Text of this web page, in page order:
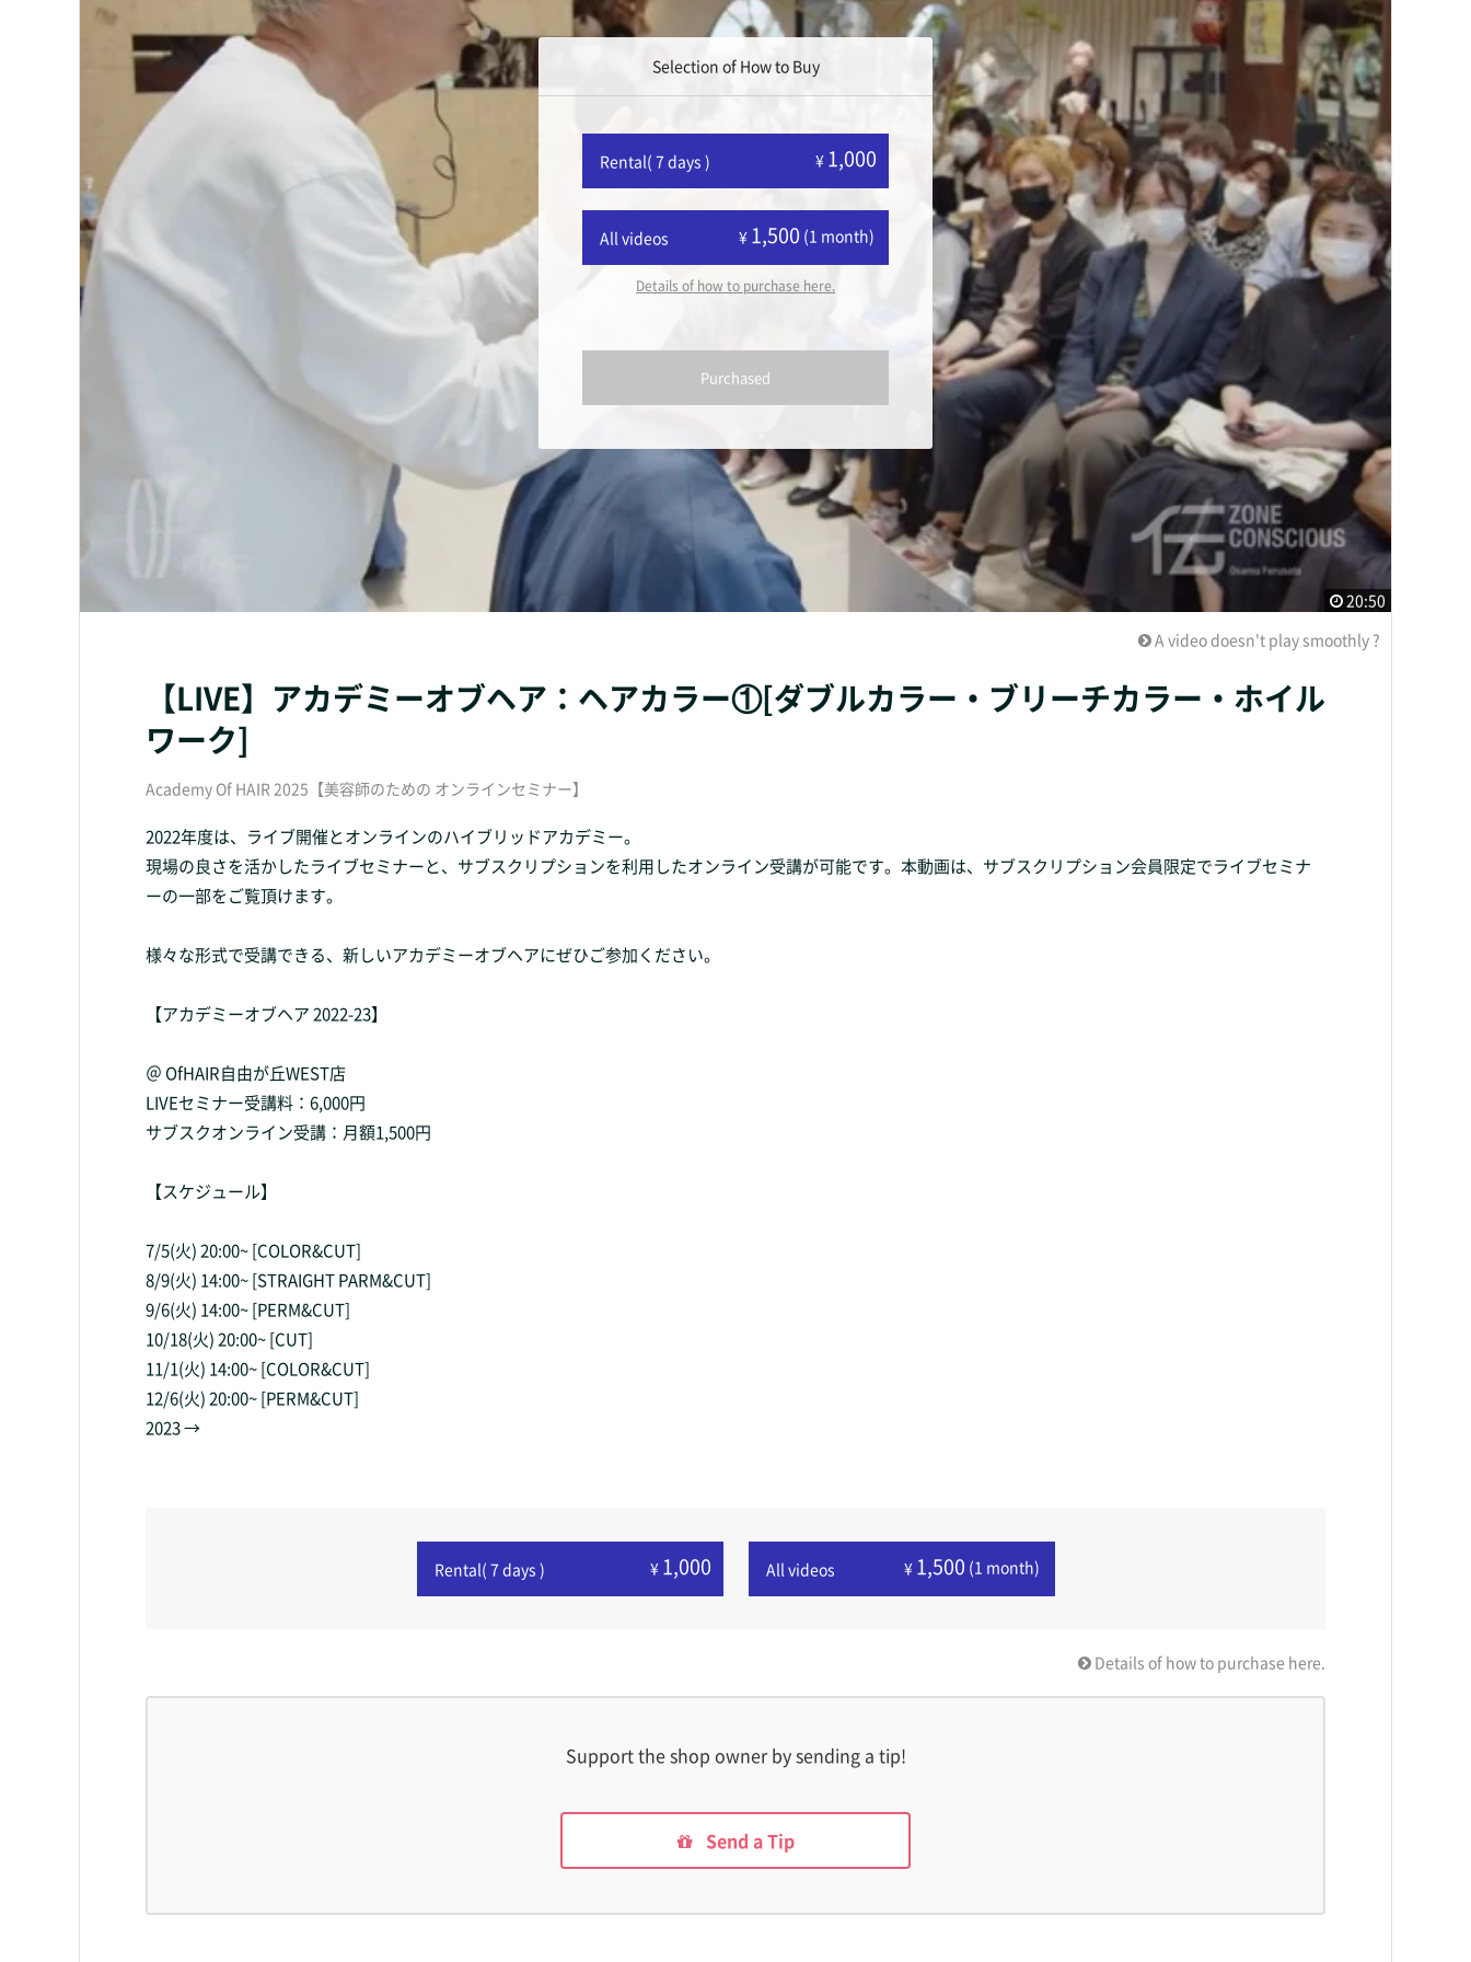
Selection of How to Buy
Rental( 7 days ) ¥ 1,000
All videos ¥ 1,500 (1 month)
Details of how to purchase here.
Purchased
20:50
A video doesn't play smoothly ?
【LIVE】アカデミーオブヘア：ヘアカラー①[ダブルカラー・ブリーチカラー・ホイル
ワーク]
Academy Of HAIR 2025【美容師のための オンラインセミナー】
2022年度は、ライブ開催とオンラインのハイブリッドアカデミー。
現場の良さを活かしたライブセミナーと、サブスクリプションを利用したオンライン受講が可能です。本動画は、サブスクリプション会員限定でライブセミナ
ーの一部をご覧頂けます。
様々な形式で受講できる、新しいアカデミーオブヘアにぜひご参加ください。
【アカデミーオブヘア 2022-23】
＠ OfHAIR自由が丘WEST店
LIVEセミナー受講料：6,000円
サブスクオンライン受講：月額1,500円
【スケジュール】
7/5(火) 20:00~ [COLOR&CUT]
8/9(火) 14:00~ [STRAIGHT PARM&CUT]
9/6(火) 14:00~ [PERM&CUT]
10/18(火) 20:00~ [CUT]
11/1(火) 14:00~ [COLOR&CUT]
12/6(火) 20:00~ [PERM&CUT]
2023 →
Rental( 7 days ) ¥ 1,000 All videos ¥ 1,500 (1 month)
Details of how to purchase here.
Support the shop owner by sending a tip!
Send a Tip